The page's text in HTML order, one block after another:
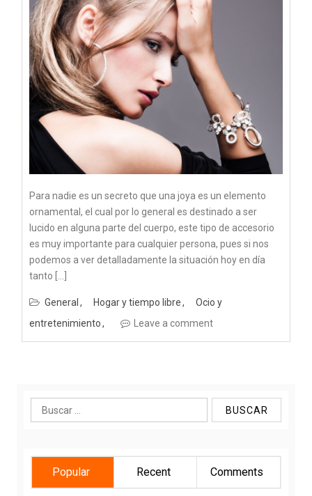
Para nadie es un secreto que una joya es un elemento
ornamental, el cual por lo general es destinado a ser
lucido en alguna parte del cuerpo, este tipo de accesorio
es muy importante para cualquier persona, pues si nos
podemos a ver detalladamente la situación hoy en día
tanto […]
General Hogar y tiempo libre
Ocio y
entretenimiento
Leave a comment
Buscar:
Popular Recent Comments